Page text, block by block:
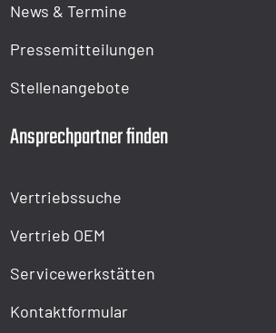
News & Termine
Pressemitteilungen
Stellenangebote
Ansprechpartner finden
Vertriebssuche
Vertrieb OEM
Servicewerkstätten
Kontaktformular